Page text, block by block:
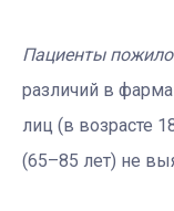
Пациенты
различий в
лиц (в возрасте
(65–85 лет) не